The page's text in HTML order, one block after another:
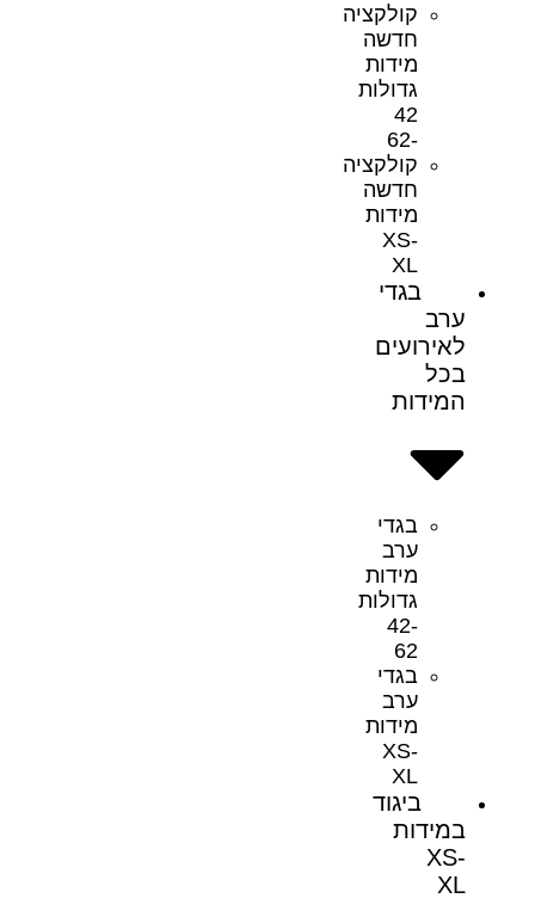
קולקציה
חדשה
מידות
גדולות
42
-62
קולקציה
חדשה
מידות
XS-
XL
בגדי
ערב
לאירועים
בכל
המידות
בגדי
ערב
מידות
גדולות
42-
62
בגדי
ערב
מידות
XS-
XL
ביגוד
במידות
XS-
XL